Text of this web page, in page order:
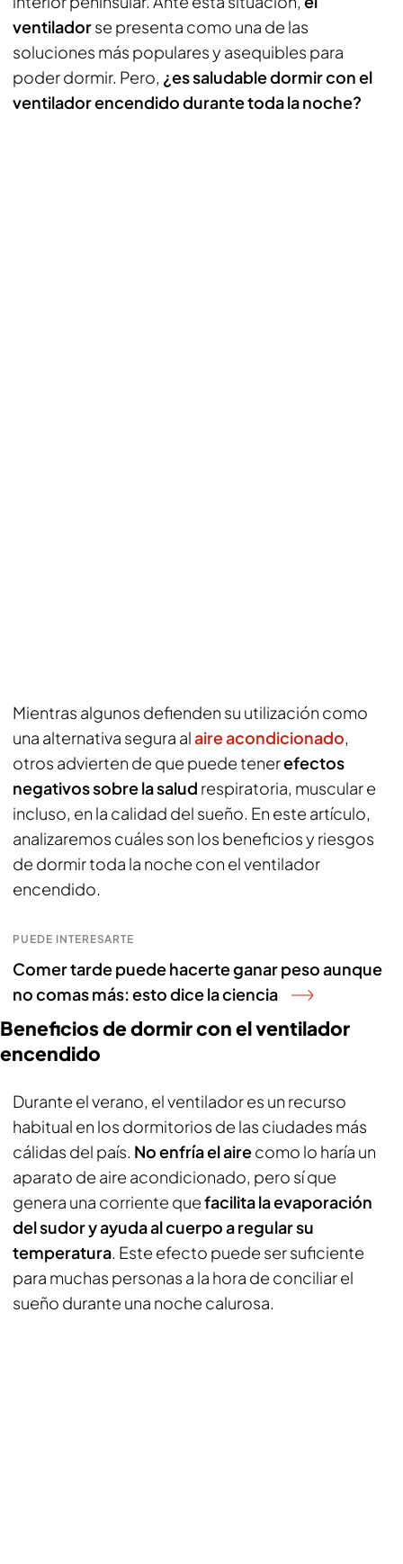
ventiladorse presenta como una de las
soluciones más populares y asequibles para
poder dormir. Pero, ¿es saludable dormir con el
ventilador encendido durante toda la noche?
Mientras algunos defienden su utilización como
una alternativa segura alaire acondicionado,
otros advierten de que puede tenerefectos
negativos sobre la salud respiratoria, muscular e
incluso, en la calidad del sueño. En este artículo,
analizaremos cuáles son los beneficios y riesgos
de dormir toda la noche con el ventilador
encendido.
PUEDE INTERESARTE
Comer tarde puede hacerte ganar peso aunque
no comas más: esto dice la ciencia
Beneficios de dormir con el ventilador
encendido
Durante el verano, el ventilador es un recurso
habitual en los dormitorios de las ciudades más
cálidas del país. No enfría el airecomo lo haría un
aparato de aire acondicionado, pero sí que
genera una corriente quefacilita la evaporación
del sudor y ayuda al cuerpo a regular su
temperatura. Este efecto puede ser suficiente
para muchas personas a la hora de conciliar el
sueño durante una noche calurosa.